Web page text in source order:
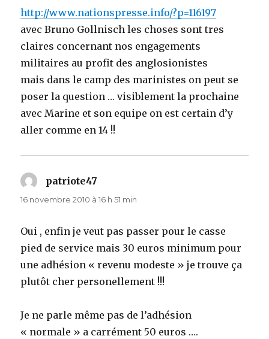
http://www.nationspresse.info/?p=116197
avec Bruno Gollnisch les choses sont tres
claires concernant nos engagements
militaires au profit des anglosionistes
mais dans le camp des marinistes on peut se
poser la question … visiblement la prochaine
avec Marine et son equipe on est certain d’y
aller comme en 14 !!
patriote47
16 novembre 2010 à 16 h 51 min
Oui , enfin je veut pas passer pour le casse
pied de service mais 30 euros minimum pour
une adhésion « revenu modeste » je trouve ça
plutôt cher personellement !!!
Je ne parle même pas de l’adhésion
« normale » a carrément 50 euros ….